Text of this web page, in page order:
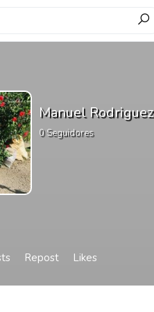
Manuel Rodriguez
0Seguidores
Repost Likes